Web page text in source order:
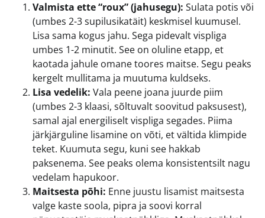
Valmista ette “roux” (jahusegu): Sulata potis või
(umbes 2-3 supilusikatäit) keskmisel kuumusel.
Lisa sama kogus jahu. Sega pidevalt vispliga
umbes 1-2 minutit. See on oluline etapp, et
kaotada jahule omane toores maitse. Segu peaks
kergelt mullitama ja muutuma kuldseks.
Lisa vedelik: Vala peene joana juurde piim
(umbes 2-3 klaasi, sõltuvalt soovitud paksusest),
samal ajal energiliselt vispliga segades. Piima
järkjärguline lisamine on võti, et vältida klimpide
teket. Kuumuta segu, kuni see hakkab
paksenema. See peaks olema konsistentsilt nagu
vedelam hapukoor.
Maitsesta põhi: Enne juustu lisamist maitsesta
valge kaste soola, pipra ja soovi korral